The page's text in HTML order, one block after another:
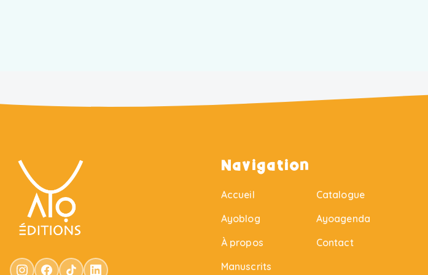
Navigation
Accueil
Catalogue
Ayoblog
Ayoagenda
À propos
Contact
Manuscrits